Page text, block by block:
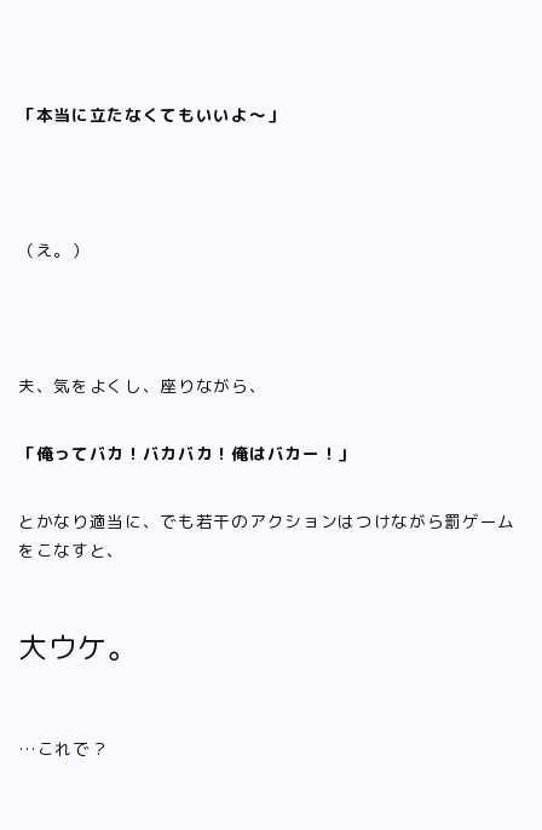
「本当に立たなくてもいいよ〜」
（え。）
夫、気をよくし、座りながら、
「俺ってバカ！バカバカ！俺はバカー！」
とかなり適当に、でも若干のアクションはつけながら罰ゲーム
をこなすと、
大ウケ。
…これで？